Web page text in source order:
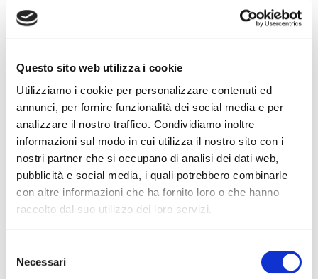
Questo sito web utilizza i cookie
Utilizziamo i cookie per personalizzare contenuti ed
annunci, per fornire funzionalità dei social media e per
analizzare il nostro traffico. Condividiamo inoltre
informazioni sul modo in cui utilizza il nostro sito con i
nostri partner che si occupano di analisi dei dati web,
pubblicità e social media, i quali potrebbero combinarle
con altre informazioni che ha fornito loro o che hanno
raccolto dal suo utilizzo dei loro servizi.
Necessari
Cognome Associato
Nome Associato
Codice Associato FIAP
Collegio Regionale
Collegio Provinciale